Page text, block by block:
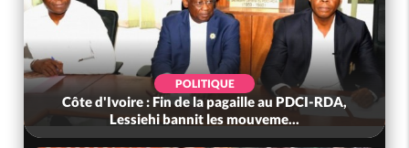
POLITIQUE
Côte d'Ivoire : Fin de la pagaille au PDCI-RDA,
Lessiehi bannit les mouveme...